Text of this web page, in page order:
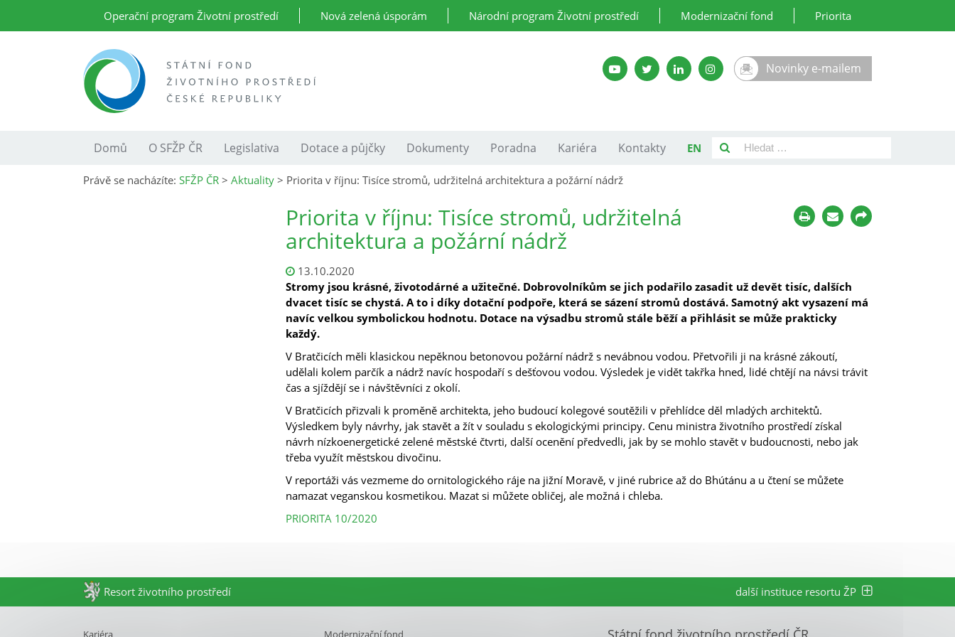
Operační program Životní prostředí Nová zelená úsporám Národní program Životní prostředí Modernizační fond Priorita
Novinky e-mailem
Domů O SFŽP ČR Legislativa Dotace a půjčky Dokumenty Poradna Kariéra Kontakty EN
Právě se nacházíte: SFŽP ČR > Aktuality > Priorita v říjnu: Tisíce stromů, udržitelná architektura a požární nádrž
Priorita v říjnu: Tisíce stromů, udržitelná
architektura a požární nádrž
13.10.2020
Stromy jsou krásné, životodárné a užitečné. Dobrovolníkům se jich podařilo zasadit už devět tisíc, dalších
dvacet tisíc se chystá. A to i díky dotační podpoře, která se sázení stromů dostává. Samotný akt vysazení má
navíc velkou symbolickou hodnotu. Dotace na výsadbu stromů stále běží a přihlásit se může prakticky
každý.
V Bratčicích měli klasickou nepěknou betonovou požární nádrž s nevábnou vodou. Přetvořili ji na krásné zákoutí,
udělali kolem parčík a nádrž navíc hospodaří s dešťovou vodou. Výsledek je vidět takřka hned, lidé chtějí na návsi trávit
čas a sjíždějí se i návštěvníci z okolí.
V Bratčicích přizvali k proměně architekta, jeho budoucí kolegové soutěžili v přehlídce děl mladých architektů.
Výsledkem byly návrhy, jak stavět a žít v souladu s ekologickými principy. Cenu ministra životního prostředí získal
návrh nízkoenergetické zelené městské čtvrti, další ocenění předvedli, jak by se mohlo stavět v budoucnosti, nebo jak
třeba využít městskou divočinu.
V reportáži vás vezmeme do ornitologického ráje na jižní Moravě, v jiné rubrice až do Bhútánu a u čtení se můžete
namazat veganskou kosmetikou. Mazat si můžete obličej, ale možná i chleba.
PRIORITA 10/2020
Resort životního prostředí další instituce resortu ŽP
Kariéra Modernizační fond